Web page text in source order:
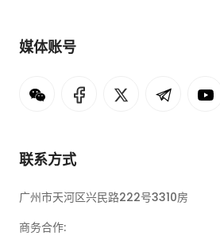
媒体账号
联系方式
广州市天河区兴民路222号3310房
商务合作: